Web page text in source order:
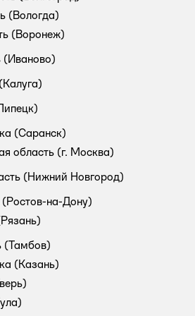
(Вологда)
(Воронеж)
(Иваново)
(Калуга)
(Саранск)
область (г. Москва)
(Нижний Новгород)
(Ростов-на-Дону)
(Тамбов)
(Казань)